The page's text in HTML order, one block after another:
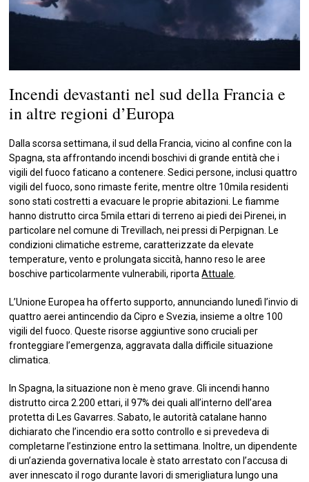
Incendi devastanti nel sud della Francia e
in altre regioni d’Europa
Dalla scorsa settimana, il sud della Francia, vicino al confine con la
Spagna, sta affrontando incendi boschivi di grande entità che i
vigili del fuoco faticano a contenere. Sedici persone, inclusi quattro
vigili del fuoco, sono rimaste ferite, mentre oltre 10mila residenti
sono stati costretti a evacuare le proprie abitazioni. Le fiamme
hanno distrutto circa 5mila ettari di terreno ai piedi dei Pirenei, in
particolare nel comune di Trevillach, nei pressi di Perpignan. Le
condizioni climatiche estreme, caratterizzate da elevate
temperature, vento e prolungata siccità, hanno reso le aree
boschive particolarmente vulnerabili, riportaAttuale
L’Unione Europea ha offerto supporto, annunciando lunedì l’invio di
quattro aerei antincendio da Cipro e Svezia, insieme a oltre 100
vigili del fuoco. Queste risorse aggiuntive sono cruciali per
fronteggiare l’emergenza, aggravata dalla difficile situazione
climatica.
In Spagna, la situazione non è meno grave. Gli incendi hanno
distrutto circa 2.200 ettari, il 97% dei quali all’interno dell’area
protetta di Les Gavarres. Sabato, le autorità catalane hanno
dichiarato che l’incendio era sotto controllo e si prevedeva di
completarne l’estinzione entro la settimana. Inoltre, un dipendente
di un’azienda governativa locale è stato arrestato con l’accusa di
aver innescato il rogo durante lavori di smerigliatura lungo una